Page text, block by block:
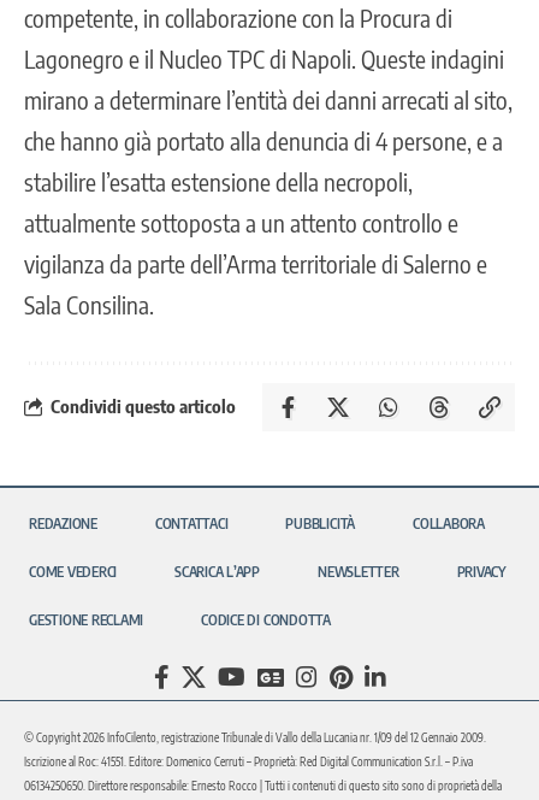
competente, in collaborazione con la Procura di
Lagonegro e il Nucleo TPC di Napoli. Queste indagini
mirano a determinare l’entità dei danni arrecati al sito,
che hanno già portato alla denuncia di 4 persone, e a
stabilire l’esatta estensione della necropoli,
attualmente sottoposta a un attento controllo e
vigilanza da parte dell’Arma territoriale di Salerno e
Sala Consilina.
Condividi questo articolo
REDAZIONE CONTATTACI PUBBLICITÀ COLLABORA
COME VEDERCI SCARICA L’APP NEWSLETTER PRIVACY
GESTIONE RECLAMI CODICE DI CONDOTTA
© Copyright 2026 InfoCilento, registrazione Tribunale di Vallo della Lucania nr. 1/09 del 12 Gennaio 2009.
Iscrizione al Roc: 41551. Editore: Domenico Cerruti – Proprietà: Red Digital Communication S.r.l. – P.iva
06134250650. Direttore responsabile: Ernesto Rocco | Tutti i contenuti di questo sito sono di proprietà della